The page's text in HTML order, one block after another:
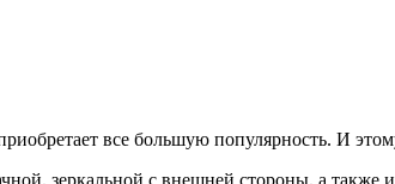
все большую популярность. И
зеркальной с внешней стороны, а также